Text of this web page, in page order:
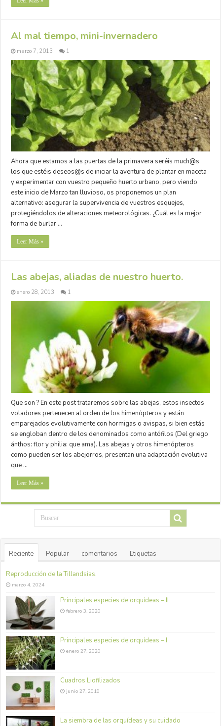
Al mal tiempo, mini-invernadero
marzo 7, 2013 1
Ahora que estamos a las puertas de la primavera seréis much@s
los que estéis deseos@s de iniciar la aventura de plantar en maceta
y experimentar con vuestro pequeño huerto urbano, pero viendo
este inicio de Marzo tan lluvioso, os proponemos un plan
alternativo: asegurar la supervivencia de vuestros esquejes,
protegiéndolos de alteraciones meteorológicas. ¿Cuál es la mejor
forma de burlar …
Leer Más »
Las abejas, aliadas de nuestro huerto.
enero 28, 2013 1
Que son ? En este post trataremos sobre las abejas, estos insectos
voladores pertenecen al orden de los himenópteros y están
emparejados evolutivamente con hormigas o avispas, si bien estás
se engloban dentro de los denominados como antófilos (Del griego
ánthos: flor y philia: que ama). Las abejas y otros himenópteros
como pueden ser los abejorros, presentan una adaptación evolutiva
que …
Leer Más »
Reciente Popular comentarios Etiquetas
Reproducción de la Tillandsias.
marzo 4, 2024
Principales especies de orquídeas – II
febrero 3, 2020
Principales especies de orquídeas – I
enero 27, 2020
Cuadros Liofilizados
junio 27, 2019
La siembra de las orquídeas y su cuidado